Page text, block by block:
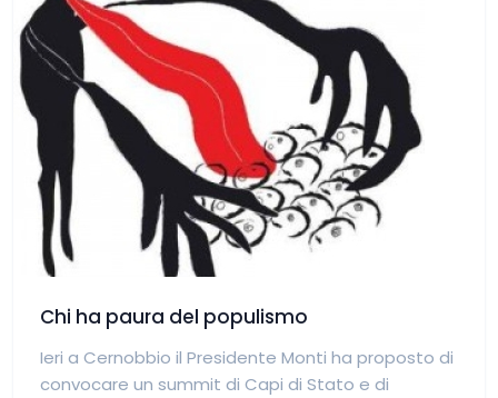
Chi ha paura del populismo
Ieri a Cernobbio il Presidente Monti ha proposto di
convocare un summit di Capi di Stato e di